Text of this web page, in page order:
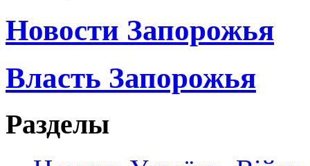
Новости Запорожья
Власть Запорожья
Разделы